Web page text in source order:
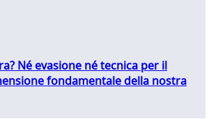
Né evasione né tecnica per il
fondamentale della nostra